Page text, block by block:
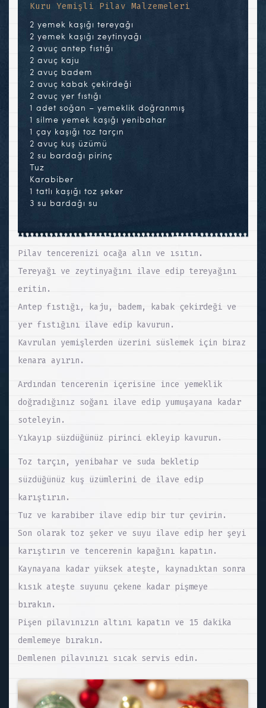
Kuru Yemişli Pilav Malzemeleri
2 yemek kaşığı tereyağı
2 yemek kaşığı zeytinyağı
2 avuç antep fıstığı
2 avuç kaju
2 avuç badem
2 avuç kabak çekirdeği
2 avuç yer fıstığı
1 adet soğan – yemeklik doğranmış
1 silme yemek kaşığı yenibahar
1 çay kaşığı toz tarçın
2 avuç kuş üzümü
2 su bardağı pirinç
Tuz
Karabiber
1 tatlı kaşığı toz şeker
3 su bardağı su
Pilav tencerenizi ocağa alın ve ısıtın.
Tereyağı ve zeytinyağını ilave edip tereyağını
eritin.
Antep fıstığı, kaju, badem, kabak çekirdeği ve
yer fıstığını ilave edip kavurun.
Kavrulan yemişlerden üzerini süslemek için biraz
kenara ayırın.
Ardından tencerenin içerisine ince yemeklik
doğradığınız soğanı ilave edip yumuşayana kadar
soteleyin.
Yıkayıp süzdüğünüz pirinci ekleyip kavurun.
Toz tarçın, yenibahar ve suda bekletip
süzdüğünüz kuş üzümlerini de ilave edip
karıştırın.
Tuz ve karabiber ilave edip bir tur çevirin.
Son olarak toz şeker ve suyu ilave edip her şeyi
karıştırın ve tencerenin kapağını kapatın.
Kaynayana kadar yüksek ateşte, kaynadıktan sonra
kısık ateşte suyunu çekene kadar pişmeye
bırakın.
Pişen pilavınızın altını kapatın ve 15 dakika
demlemeye bırakın.
Demlenen pilavınızı sıcak servis edin.